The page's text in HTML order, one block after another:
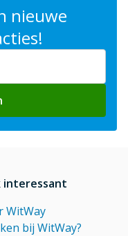
nieuwe
interessant
WitWay
bij WitWay?